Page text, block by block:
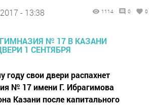
- 13:38 1114 0 0
году свои двери распахнет
№ 17 имени Г. Ибрагимова
Казани после капитального